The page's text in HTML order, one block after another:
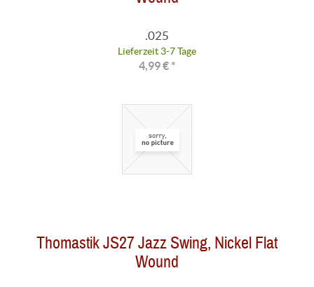
.025
Lieferzeit 3-7 Tage
4,99 € *
Thomastik JS27 Jazz Swing, Nickel Flat
Wound